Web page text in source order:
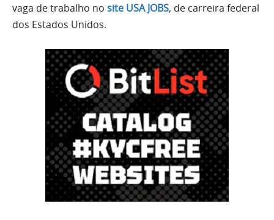
vaga de trabalho no site USA JOBS, de carreira federal
dos Estados Unidos.